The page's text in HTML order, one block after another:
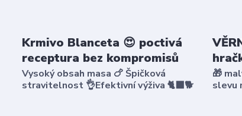
Krmivo Blanceta 😍 poctivá
receptura bez kompromisů
Vysoký obsah masa 🍗 Špičková
stravitelnost 👌Efektivní výživa 🐈‍⬛🐕
🎁
slevu